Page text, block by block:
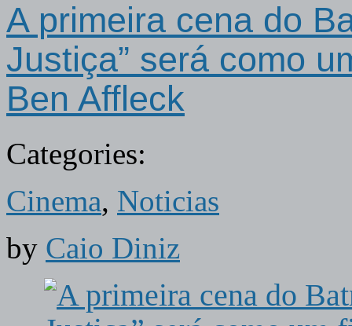
A primeira cena do
Justiça” será como
Ben Affleck
Categories:
Cinema, Noticias
by Caio Diniz